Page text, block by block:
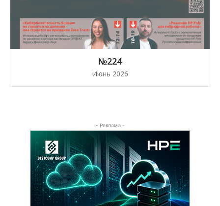
№224
Июнь 2026
- Реклама -